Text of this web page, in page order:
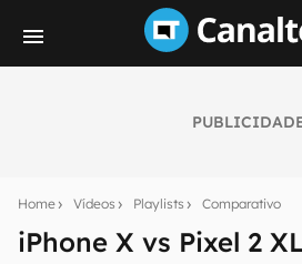
Home Vídeos Playlists Comparativo
iPhone X vs Pixel 2
notícias e reviews sobre